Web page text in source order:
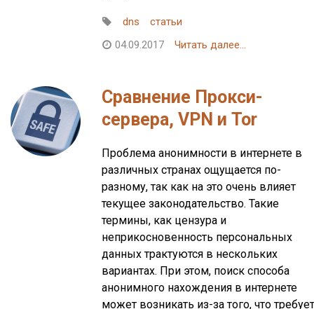
dns
статьи
04.09.2017
Читать далее...
Сравнение Прокси-
сервера, VPN и Tor
Проблема анонимности в интернете в
различных странах ощущается по-
разному, так как на это очень влияет
текущее законодательство. Такие
термины, как цензура и
неприкосновенность персональных
данных трактуются в нескольких
вариантах. При этом, поиск способа
анонимного нахождения в интернете
может возникать из-за того, что